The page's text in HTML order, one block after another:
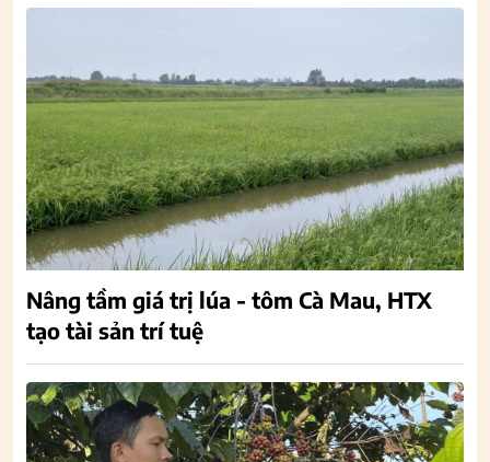
Nâng tầm giá trị lúa - tôm Cà Mau, HTX
tạo tài sản trí tuệ